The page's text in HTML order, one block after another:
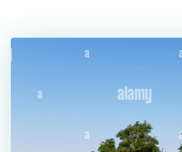
10